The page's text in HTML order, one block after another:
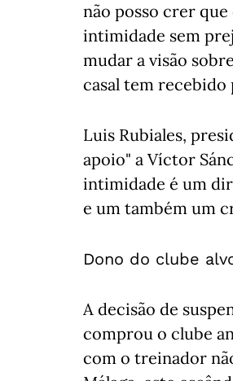
não posso crer
intimidade sem
mudar a visão
casal tem recebido
Luis Rubiales,
apoio" a Víctor
intimidade é um
e um também um
Dono do clube
A decisão de
comprou o clube
com o treinador